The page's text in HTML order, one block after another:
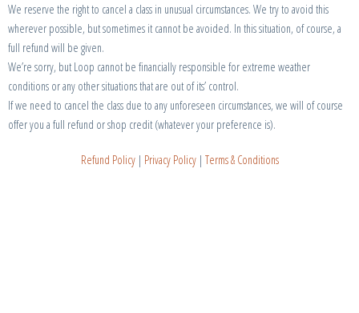
We reserve the right to cancel a class in unusual circumstances. We try to avoid this
wherever possible, but sometimes it cannot be avoided. In this situation, of course, a
full refund will be given.
We’re sorry, but Loop cannot be financially responsible for extreme weather
conditions or any other situations that are out of its’ control.
If we need to cancel the class due to any unforeseen circumstances, we will of course
offer you a full refund or shop credit (whatever your preference is).
Refund Policy| Privacy Policy| Terms & Conditions